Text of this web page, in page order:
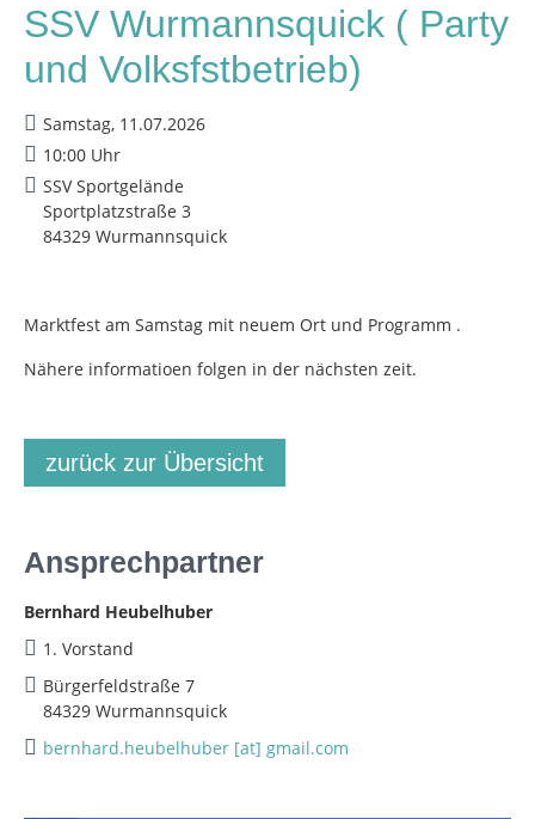
SSV Wurmannsquick ( Party
und Volksfstbetrieb)
Samstag, 11.07.2026
10:00 Uhr
SSV Sportgelände
Sportplatzstraße 3
84329 Wurmannsquick
Marktfest am Samstag mit neuem Ort und Programm .
Nähere informatioen folgen in der nächsten zeit.
zurück zur Übersicht
Ansprechpartner
Bernhard Heubelhuber
1. Vorstand
Bürgerfeldstraße 7
84329 Wurmannsquick
bernhard.heubelhuber [at] gmail.com